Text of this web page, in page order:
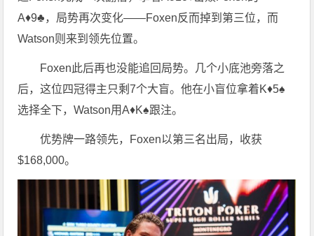
A♦9♣，局势再次变化——Foxen反而掉到第三位，而
Watson则来到领先位置。
Foxen此后再也没能追回局势。几个小底池旁落之
后，这位四冠得主只剩7个大盲。他在小盲位拿着K♦5♠
选择全下，Watson用A♦K♠跟注。
优势牌一路领先，Foxen以第三名出局，收获
$168,000。